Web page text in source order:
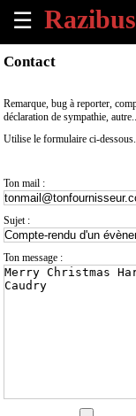
☰
×
les
venir
Annoncer
évènement
Contact
Remarque, bug à reporter,
déclaration de sympathie,
Utilise le formulaire ci-dessous.
Ton mail :
Sujet :
Ton message :